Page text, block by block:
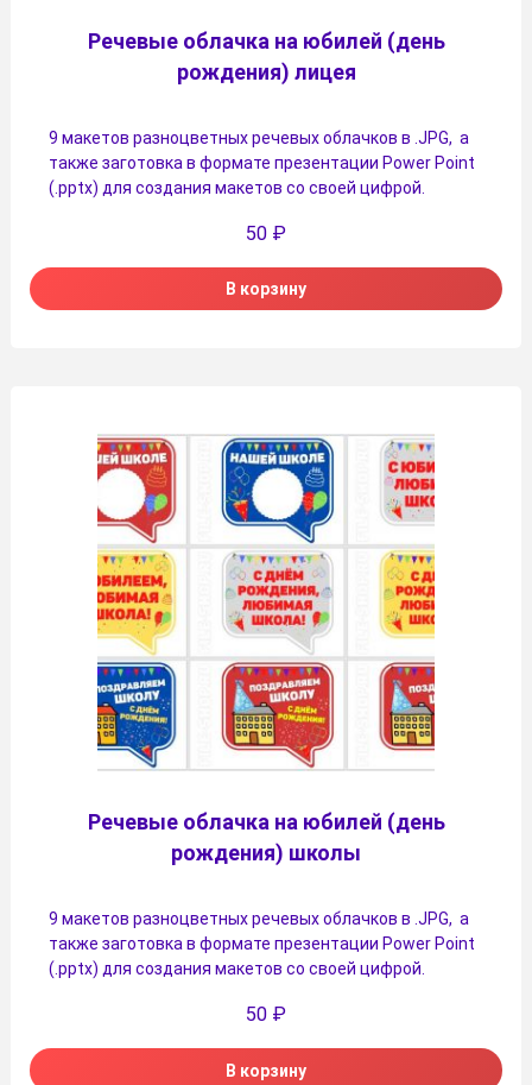
Речевые облачка на юбилей (день
рождения) лицея
9 макетов разноцветных речевых облачков в .JPG, а
также заготовка в формате презентации Power Point
(.pptx) для создания макетов со своей цифрой.
50 ₽
В корзину
Речевые облачка на юбилей (день
рождения) школы
9 макетов разноцветных речевых облачков в .JPG, а
также заготовка в формате презентации Power Point
(.pptx) для создания макетов со своей цифрой.
50 ₽
В корзину